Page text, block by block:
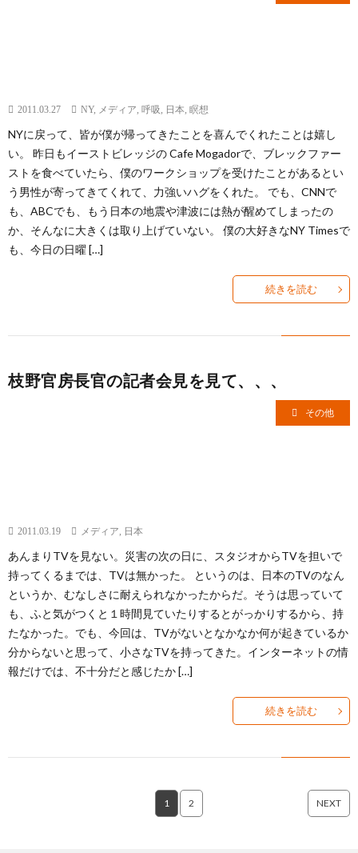
2011.03.27 NY, メディア, 呼吸, 日本, 瞑想
NYに戻って、皆が僕が帰ってきたことを喜んでくれたことは嬉し
い。 昨日もイーストビレッジの Cafe Mogadorで、ブレックファー
ストを食べていたら、僕のワークショップを受けたことがあるとい
う男性が寄ってきてくれて、力強いハグをくれた。 でも、CNNで
も、ABCでも、もう日本の地震や津波には熱が醒めてしまったの
か、そんなに大きくは取り上げていない。 僕の大好きなNY Timesで
も、今日の日曜 […]
続きを読む
枝野官房長官の記者会見を見て、、、
その他
2011.03.19 メディア, 日本
あんまりTVを見ない。災害の次の日に、スタジオからTVを担いで
持ってくるまでは、TVは無かった。 というのは、日本のTVのなん
というか、むなしさに耐えられなかったからだ。そうは思っていて
も、ふと気がつくと１時間見ていたりするとがっかりするから、持
たなかった。でも、今回は、TVがないとなかなか何が起きているか
分からないと思って、小さなTVを持ってきた。インターネットの情
報だけでは、不十分だと感じたか […]
続きを読む
1 2 NEXT